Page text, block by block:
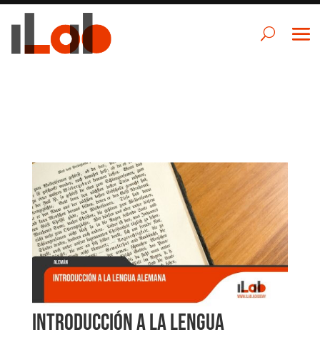
Introducción a la lengua